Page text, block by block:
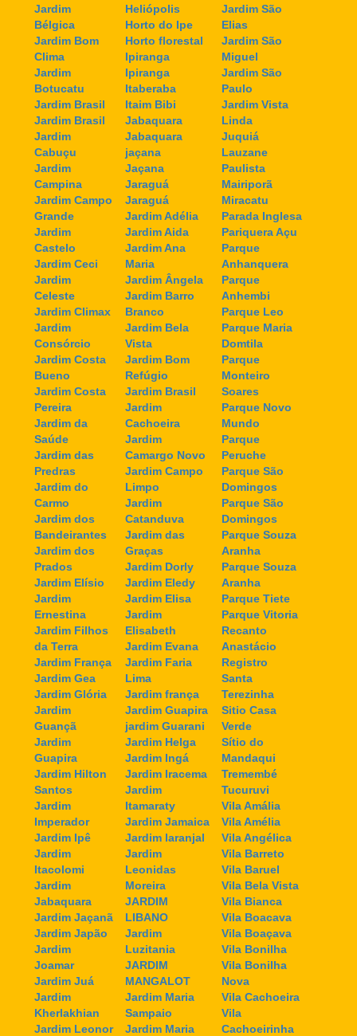
Jardim
Bélgica
Jardim Bom
Clima
Jardim
Botucatu
Jardim Brasil
Jardim Brasil
Jardim
Cabuçu
Jardim
Campina
Jardim Campo
Grande
Jardim
Castelo
Jardim Ceci
Jardim
Celeste
Jardim Climax
Jardim
Consórcio
Jardim Costa
Bueno
Jardim Costa
Pereira
Jardim da
Saúde
Jardim das
Predras
Jardim do
Carmo
Jardim dos
Bandeirantes
Jardim dos
Prados
Jardim Elísio
Jardim
Ernestina
Jardim Filhos
da Terra
Jardim França
Jardim Gea
Jardim Glória
Jardim
Guançã
Jardim
Guapira
Jardim Hilton
Santos
Jardim
Imperador
Jardim Ipê
Jardim
Itacolomi
Jardim
Jabaquara
Jardim Jaçanã
Jardim Japão
Jardim
Joamar
Jardim Juá
Jardim
Kherlakhian
Jardim Leonor
Heliópolis
Horto do Ipe
Horto florestal
Ipiranga
Ipiranga
Itaberaba
Itaim Bibi
Jabaquara
Jabaquara
jaçana
Jaçana
Jaraguá
Jaraguá
Jardim Adélia
Jardim Aida
Jardim Ana
Maria
Jardim Ângela
Jardim Barro
Branco
Jardim Bela
Vista
Jardim Bom
Refúgio
Jardim Brasil
Jardim
Cachoeira
Jardim
Camargo Novo
Jardim Campo
Limpo
Jardim
Catanduva
Jardim das
Graças
Jardim Dorly
Jardim Eledy
Jardim Elisa
Jardim
Elisabeth
Jardim Evana
Jardim Faria
Lima
Jardim frança
Jardim Guapira
jardim Guarani
Jardim Helga
Jardim Ingá
Jardim Iracema
Jardim
Itamaraty
Jardim Jamaica
Jardim laranjal
Jardim
Leonidas
Moreira
JARDIM
LIBANO
Jardim
Luzitania
JARDIM
MANGALOT
Jardim Maria
Sampaio
Jardim Maria
Jardim São
Elias
Jardim São
Miguel
Jardim São
Paulo
Jardim Vista
Linda
Juquiá
Lauzane
Paulista
Mairiporã
Miracatu
Parada Inglesa
Pariquera Açu
Parque
Anhanquera
Parque
Anhembi
Parque Leo
Parque Maria
Domtila
Parque
Monteiro
Soares
Parque Novo
Mundo
Parque
Peruche
Parque São
Domingos
Parque São
Domingos
Parque Souza
Aranha
Parque Souza
Aranha
Parque Tiete
Parque Vitoria
Recanto
Anastácio
Registro
Santa
Terezinha
Sitio Casa
Verde
Sítio do
Mandaqui
Tremembé
Tucuruvi
Vila Amália
Vila Amélia
Vila Angélica
Vila Barreto
Vila Baruel
Vila Bela Vista
Vila Bianca
Vila Boacava
Vila Boaçava
Vila Bonilha
Vila Bonilha
Nova
Vila Cachoeira
Vila
Cachoeirinha